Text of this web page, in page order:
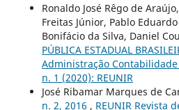
Ronaldo José Rêgo de
Freitas Júnior, Pablo
Bonifácio da Silva, Daniel
PÚBLICA ESTADUAL
Administração
n. 1 (2020): REUNIR
José Ribamar Marques de
n. 2, 2016 , REUNIR Revista